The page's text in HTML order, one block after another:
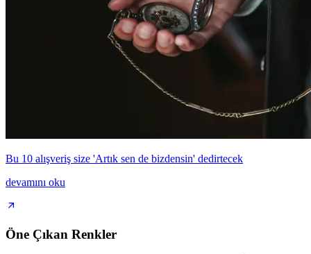
Bu 10 alışveriş size 'Artık sen de bizdensin' dedirtecek
devamını oku
Öne Çıkan Renkler